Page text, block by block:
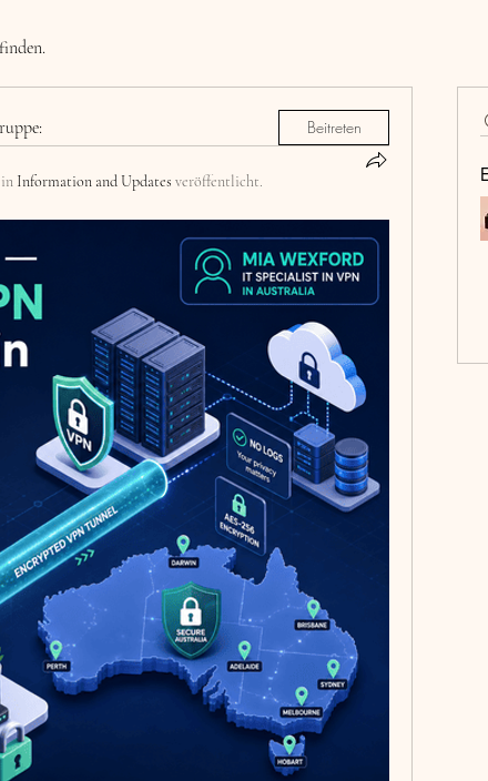
Beitreten
Information and Updates veröffentlicht.